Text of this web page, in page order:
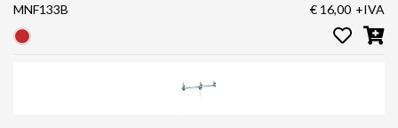
MNF133B € 16,00 +IVA